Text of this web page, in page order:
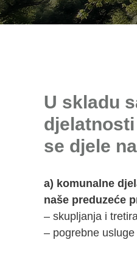
U skladu
se djele
a) komunalne
naše preduzeće
– skupljanja i
– pogrebne usluge